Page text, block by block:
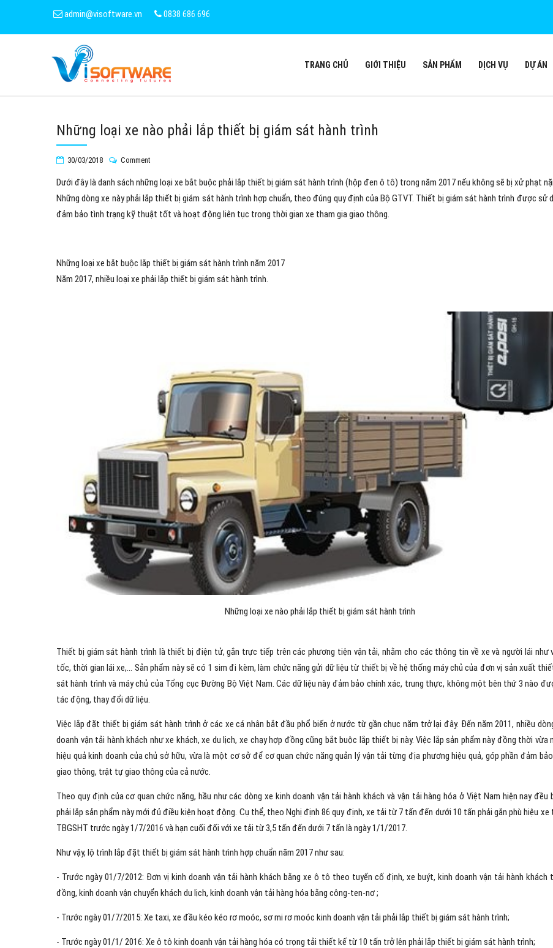
admin@visoftware.vn 0838 686 696
TRANG CHỦ GIỚI THIỆU SẢN PHẨM DỊCH VỤ DỰ ÁN
Những loại xe nào phải lắp thiết bị giám sát hành trình
30/03/2018 Comment
Dưới đây là danh sách những loại xe bắt buộc phải lắp thiết bị giám sát hành trình (hộp đen ô tô) trong năm 2017 nếu không sẽ bị xử phạt
Những dòng xe này phải lắp thiết bị giám sát hành trình hợp chuẩn, theo đúng quy định của Bộ GTVT. Thiết bị giám sát hành trình được sử
đảm bảo tình trạng kỹ thuật tốt và hoạt động liên tục trong thời gian xe tham gia giao thông.
Những loại xe bắt buộc lắp thiết bị giám sát hành trình năm 2017
Năm 2017, nhiều loại xe phải lắp thiết bị giám sát hành trình.
Những loại xe nào phải lắp thiết bị giám sát hành trình
Thiết bị giám sát hành trình là thiết bị điện tử, gắn trực tiếp trên các phương tiện vận tải, nhằm cho các thông tin về xe và người lái như
tốc, thời gian lái xe,… Sản phẩm này sẽ có 1 sim đi kèm, làm chức năng gửi dữ liệu từ thiết bị về hệ thống máy chủ của đơn vị sản xuất
sát hành trình và máy chủ của Tổng cục Đường Bộ Việt Nam. Các dữ liệu này đảm bảo chính xác, trung thực, không một bên thứ 3 nào
tác động, thay đổi dữ liệu.
Việc lắp đặt thiết bị giám sát hành trình ở các xe cá nhân bắt đầu phổ biến ở nước từ gần chục năm trở lại đây. Đến năm 2011, nhiều
doanh vận tải hành khách như xe khách, xe du lịch, xe chạy hợp đồng cũng bắt buộc lắp thiết bị này. Việc lắp sản phẩm này đồng thời vừa
hiệu quả kinh doanh của chủ sở hữu, vừa là một cơ sở để cơ quan chức năng quản lý vận tải từng địa phương hiệu quả, góp phần đảm
giao thông, trật tự giao thông của cả nước.
Theo quy định của cơ quan chức năng, hầu như các dòng xe kinh doanh vận tải hành khách và vận tải hàng hóa ở Việt Nam hiện nay đều
phải lắp sản phẩm này mới đủ điều kiện hoạt động. Cụ thể, theo Nghị định 86 quy định, xe tải từ 7 tấn đến dưới 10 tấn phải gắn phù hiệu xe
TBGSHT trước ngày 1/7/2016 và hạn cuối đối với xe tải từ 3,5 tấn đến dưới 7 tấn là ngày 1/1/2017.
Như vậy, lộ trình lắp đặt thiết bị giám sát hành trình hợp chuẩn năm 2017 như sau:
- Trước ngày 01/7/2012: Đơn vị kinh doanh vận tải hành khách bằng xe ô tô theo tuyến cố định, xe buýt, kinh doanh vận tải hành khách
đồng, kinh doanh vận chuyển khách du lịch, kinh doanh vận tải hàng hóa bằng công-ten-nơ ;
- Trước ngày 01/7/2015: Xe taxi, xe đầu kéo kéo rơ moóc, sơ mi rơ moóc kinh doanh vận tải phải lắp thiết bị giám sát hành trình;
- Trước ngày 01/1/ 2016: Xe ô tô kinh doanh vận tải hàng hóa có trọng tải thiết kế từ 10 tấn trở lên phải lắp thiết bị giám sát hành trình;